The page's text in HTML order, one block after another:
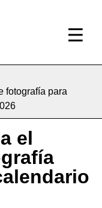
fotografía para
el